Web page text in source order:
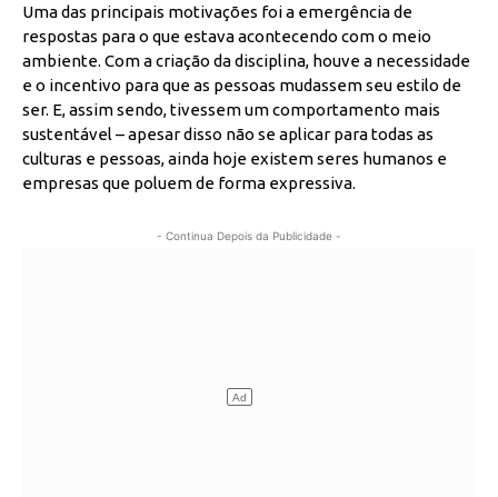
Uma das principais motivações foi a emergência de
respostas para o que estava acontecendo com o meio
ambiente. Com a criação da disciplina, houve a necessidade
e o incentivo para que as pessoas mudassem seu estilo de
ser. E, assim sendo, tivessem um comportamento mais
sustentável – apesar disso não se aplicar para todas as
culturas e pessoas, ainda hoje existem seres humanos e
empresas que poluem de forma expressiva.
- Continua Depois da Publicidade -